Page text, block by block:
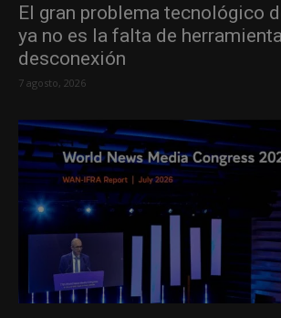
El gran problema tecnológico
ya no es la falta de
desconexión
7 agosto, 2026